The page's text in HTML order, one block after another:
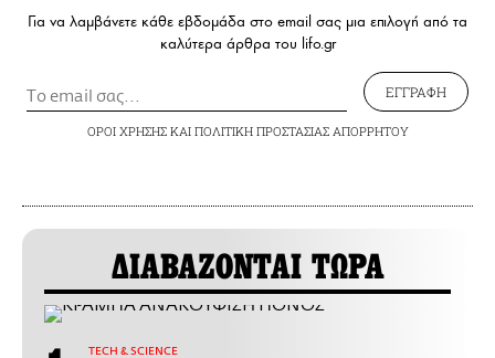
Για να λαμβάνετε κάθε εβδομάδα στο email σας μια επιλογή από τα
καλύτερα άρθρα του lifo.gr
ΕΓΓΡΑΦΗ
ΟΡΟΙ ΧΡΗΣΗΣΚΑΙ ΠΟΛΙΤΙΚΗ ΠΡΟΣΤΑΣΙΑΣ ΑΠΟΡΡΗΤΟΥ
ΔΙΑΒΑΖΟΝΤΑΙ ΤΩΡΑ
ΤECH & SCIENCE